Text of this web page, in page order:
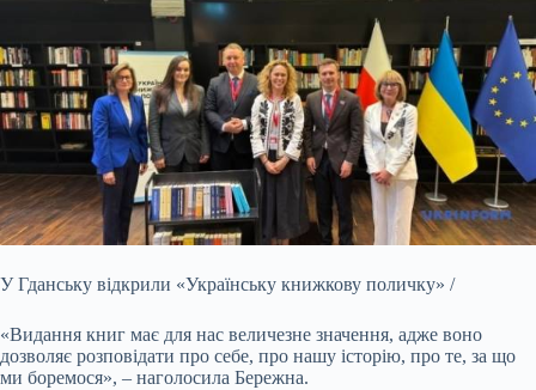
У Гданську відкрили «Українську книжкову поличку» /
«Видання книг має для нас величезне значення, адже воно
дозволяє розповідати про себе, про нашу історію, про те, за що
ми боремося», – наголосила Бережна.